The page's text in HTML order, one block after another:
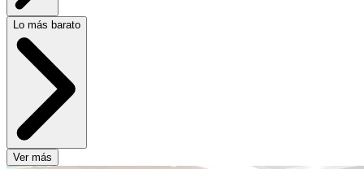
Lo más barato
Ver más